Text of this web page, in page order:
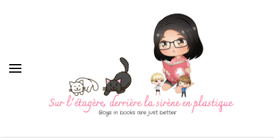
Sur l'étagère, derrière la
sirène en plastique